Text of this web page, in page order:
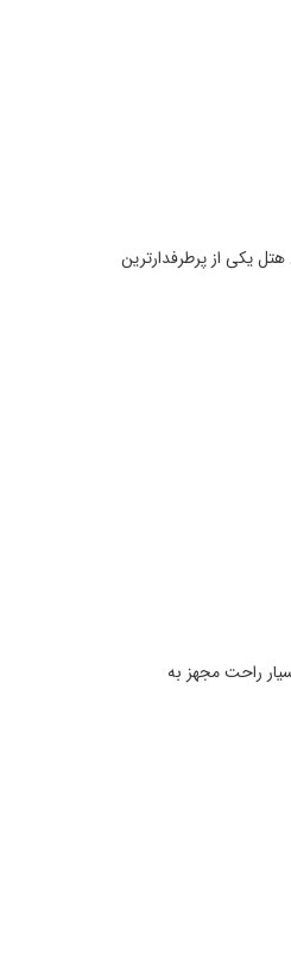
ان هتل یکی از پرطرفدارترین
بسیار راحت مجهز به